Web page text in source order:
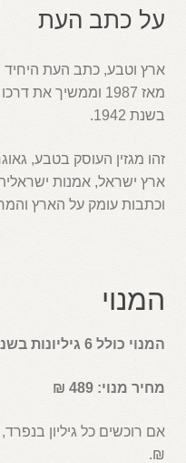
6
גיליונות
על כתב העת
ארץ וטבע, כתב העת היחיד
מאז 1987 וממשיך
בשנת 1942.
זהו מגזין העוסק בטבע,
ארץ ישראל, אמנות
וכתבות עומק על הארץ
המנוי
המנוי כולל 6 גיליונות בשנה
מחיר מנוי: 489 ₪
₪.